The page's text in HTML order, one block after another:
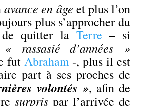
avance en âge et plus l’on
plus s’approcher du
de quitter la Terre – si
« rassasié d’années »
fut Abraham-, plus il est
part à ses proches de
volontés », afin de
surpris par l’arrivée de